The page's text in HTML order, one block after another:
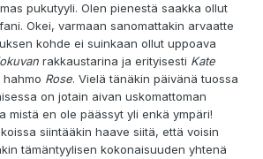
pukutyyli. Olen pienestä saakka ollut
Okei, varmaan sanomattakin arvaatte
kohde ei suinkaan ollut uppoava
rakkaustarina ja erityisesti Kate
Rose. Vielä tänäkin päivänä tuossa
on jotain aivan uskomattoman
mistä en ole päässyt yli enkä ympäri!
siintääkin haave siitä, että voisin
tämäntyylisen kokonaisuuden yhtenä